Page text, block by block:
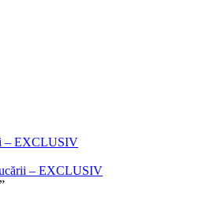
– EXCLUSIV